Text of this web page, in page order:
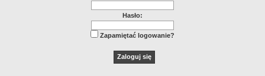
Hasło:
Zapamiętać logowanie?